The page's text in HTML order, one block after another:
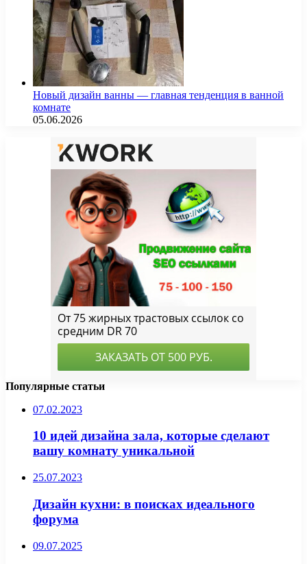
Новый дизайн ванны — главная тенденция в ванной
комнате
05.06.2026
Популярные статьи
07.02.2023
10 идей дизайна зала, которые сделают
вашу комнату уникальной
25.07.2023
Дизайн кухни: в поисках идеального
форума
09.07.2025